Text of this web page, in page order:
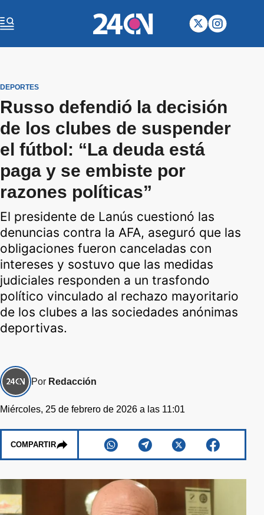
DEPORTES
Russo defendió la decisión
de los clubes de suspender
el fútbol: “La deuda está
paga y se embiste por
razones políticas”
El presidente de Lanús cuestionó las
denuncias contra la AFA, aseguró que las
obligaciones fueron canceladas con
intereses y sostuvo que las medidas
judiciales responden a un trasfondo
político vinculado al rechazo mayoritario
de los clubes a las sociedades anónimas
deportivas.
Por Redacción
Miércoles, 25 de febrero de 2026 a las 11:01
COMPARTIR